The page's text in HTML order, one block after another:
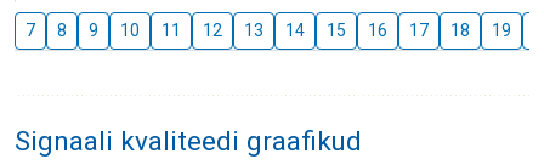
7 8 9 10 11 12 13 14 15 16 17 18 19
Signaali kvaliteedi graafikud